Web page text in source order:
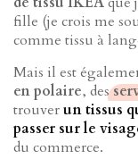
fille (je crois me
comme tissu à
Mais il est
en polaire, des
trouverun tissus
passer sur le
du commerce.